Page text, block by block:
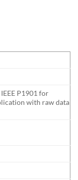
P1901 for
with raw data